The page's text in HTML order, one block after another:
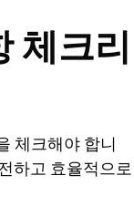
체크리
체크해야 합니
하고 효율적으로